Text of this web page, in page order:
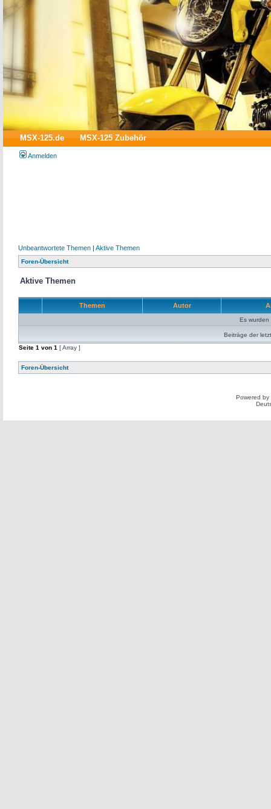
MSX-125.de MSX-125 Zubehör
Anmelden
Unbeantwortete Themen | Aktive Themen
Foren-Übersicht
Aktive Themen
Themen Autor
Es
Beiträge der
Seite 1 von 1 [ Array ]
Foren-Übersicht
Powered by